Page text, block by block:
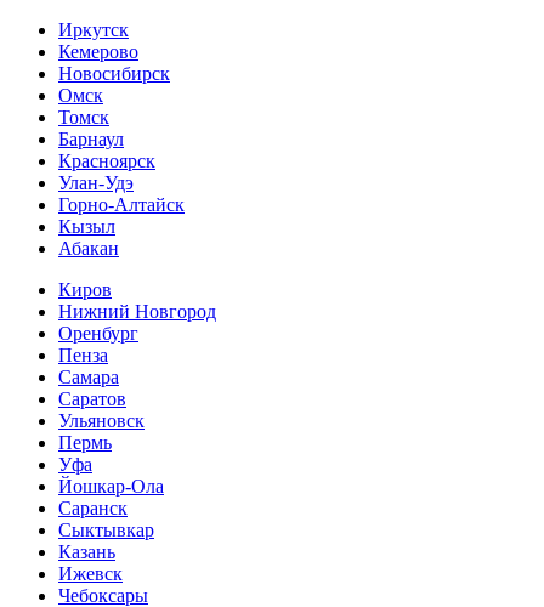
Иркутск
Кемерово
Новосибирск
Омск
Томск
Барнаул
Красноярск
Улан-Удэ
Горно-Алтайск
Кызыл
Абакан
Киров
Нижний Новгород
Оренбург
Пенза
Самара
Саратов
Ульяновск
Пермь
Уфа
Йошкар-Ола
Саранск
Сыктывкар
Казань
Ижевск
Чебоксары